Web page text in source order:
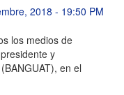
2018 - 19:50 PM
los medios de
y
en el